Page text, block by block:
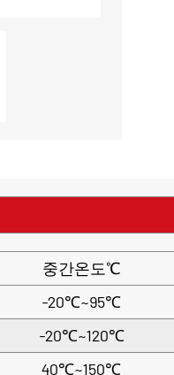
중간온도℃
-20℃~95℃
-20℃~120℃
40℃~150℃